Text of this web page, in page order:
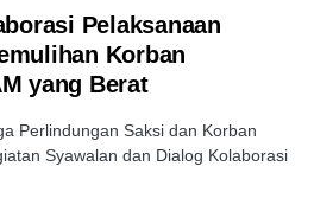
Pelaksanaan
Korban
yang Berat
Perlindungan Saksi dan Korban
Syawalan dan Dialog Kolaborasi